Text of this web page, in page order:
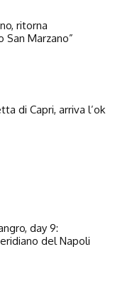
ritorna
San Marzano”
di Capri, arriva l’ok
day 9:
del Napoli